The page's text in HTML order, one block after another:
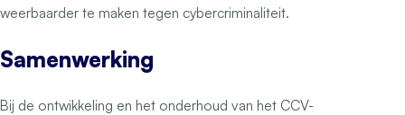
weerbaarder te maken tegen cybercriminaliteit.
Samenwerking
Bij de ontwikkeling en het onderhoud van het CCV-